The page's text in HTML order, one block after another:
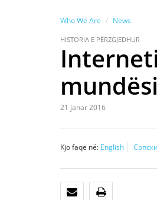
Who We Are News
HISTORIA E PËRZGJEDHUR
21 janar 2016
Kjo faqe në: English Српски
POSTA ELEKTRONIKE